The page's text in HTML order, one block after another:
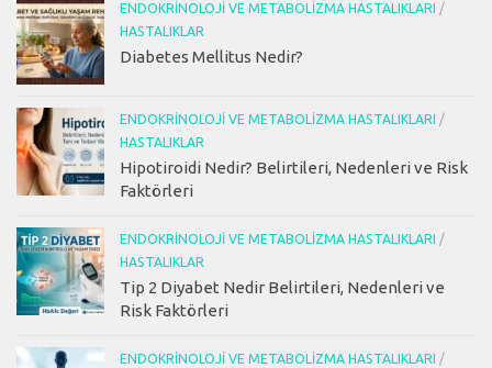
ENDOKRINOLOJI VE METABOLIZMA HASTALIKLARI
/
HASTALIKLAR
Diabetes Mellitus Nedir?
ENDOKRINOLOJI VE METABOLIZMA HASTALIKLARI
/
HASTALIKLAR
Hipotiroidi Nedir? Belirtileri, Nedenleri ve Risk
Faktörleri
ENDOKRINOLOJI VE METABOLIZMA HASTALIKLARI
/
HASTALIKLAR
Tip 2 Diyabet Nedir Belirtileri, Nedenleri ve
Risk Faktörleri
ENDOKRINOLOJI VE METABOLIZMA HASTALIKLARI
/